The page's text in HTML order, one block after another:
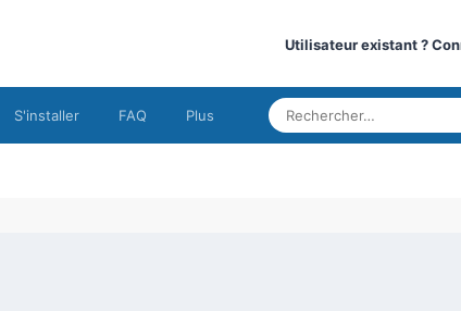
Utilisateur existant ?
S'installer FAQ Plus